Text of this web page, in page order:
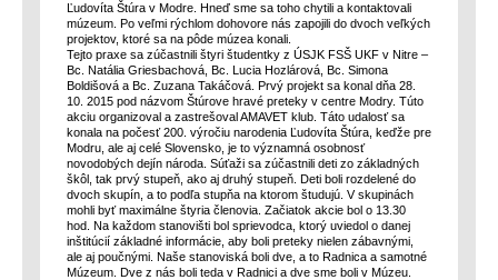
Ľudovíta Štúra v Modre. Hneď sme sa toho chytili a kontaktovali
múzeum. Po veľmi rýchlom dohovore nás zapojili do dvoch veľkých
projektov, ktoré sa na pôde múzea konali.
Tejto praxe sa zúčastnili štyri študentky z ÚSJK FSŠ UKF v Nitre –
Bc. Natália Griesbachová, Bc. Lucia Hozlárová, Bc. Simona
Boldišová a Bc. Zuzana Takáčová. Prvý projekt sa konal dňa 28.
10. 2015 pod názvom Štúrove hravé preteky v centre Modry. Túto
akciu organizoval a zastrešoval AMAVET klub. Táto udalosť sa
konala na počesť 200. výročiu narodenia Ľudovíta Štúra, keďže pre
Modru, ale aj celé Slovensko, je to významná osobnosť
novodobých dejín národa. Súťaži sa zúčastnili deti zo základných
škôl, tak prvý stupeň, ako aj druhý stupeň. Deti boli rozdelené do
dvoch skupín, a to podľa stupňa na ktorom študujú. V skupinách
mohli byť maximálne štyria členovia. Začiatok akcie bol o 13.30
hod. Na každom stanovišti bol sprievodca, ktorý uviedol o danej
inštitúcií základné informácie, aby boli preteky nielen zábavnými,
ale aj poučnými. Naše stanoviská boli dve, a to Radnica a samotné
Múzeum. Dve z nás boli teda v Radnici a dve sme boli v Múzeu.